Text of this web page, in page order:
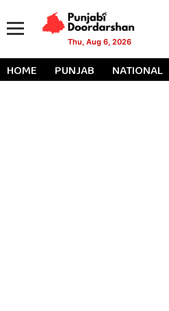
Thu, Aug 6, 2026
HOME PUNJAB NATIONAL